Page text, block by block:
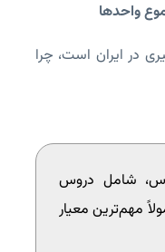
در ایران است، چرا
شامل دروس
مهم‌ترین معیار